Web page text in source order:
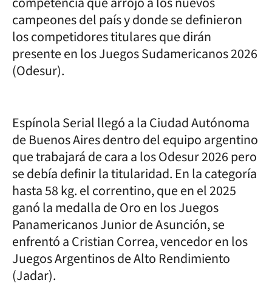
campeones del país y donde se definieron
los competidores titulares que dirán
presente en los Juegos Sudamericanos 2026
(Odesur).
Espínola Serial llegó a la Ciudad Autónoma
de Buenos Aires dentro del equipo argentino
que trabajará de cara a los Odesur 2026 pero
se debía definir la titularidad. En la categoría
hasta 58 kg. el correntino, que en el 2025
ganó la medalla de Oro en los Juegos
Panamericanos Junior de Asunción, se
enfrentó a Cristian Correa, vencedor en los
Juegos Argentinos de Alto Rendimiento
(Jadar).